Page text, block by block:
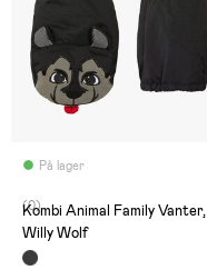
På lager
(0)
Kombi Animal Family Vanter,
Willy Wolf